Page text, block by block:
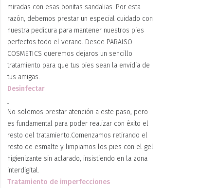
miradas con esas bonitas sandalias. Por esta
razón, debemos prestar un especial cuidado con
nuestra pedicura para mantener nuestros pies
perfectos todo el verano. Desde PARAISO
COSMETICS queremos dejaros un sencillo
tratamiento para que tus pies sean la envidia de
tus amigas.
Desinfectar
No solemos prestar atención a este paso, pero
es fundamental para poder realizar con éxito el
resto del tratamiento.Comenzamos retirando el
resto de esmalte y limpiamos los pies con el gel
higienizante sin aclarado, insistiendo en la zona
interdigital.
Tratamiento de imperfecciones